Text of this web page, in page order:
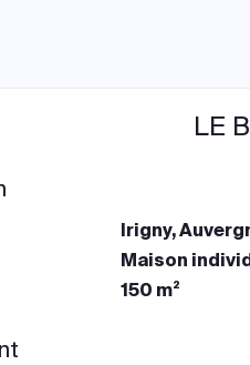
LE
Irigny,
Maison
150 m²